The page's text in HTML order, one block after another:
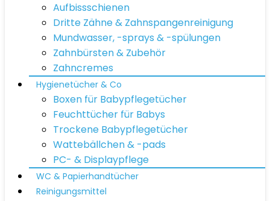
Aufbissschienen
Dritte Zähne & Zahnspangenreinigung
Mundwasser, -sprays & -spülungen
Zahnbürsten & Zubehör
Zahncremes
Hygienetücher & Co
Boxen für Babypflegetücher
Feuchttücher für Babys
Trockene Babypflegetücher
Wattebällchen & -pads
PC- & Displaypflege
WC & Papierhandtücher
Reinigungsmittel